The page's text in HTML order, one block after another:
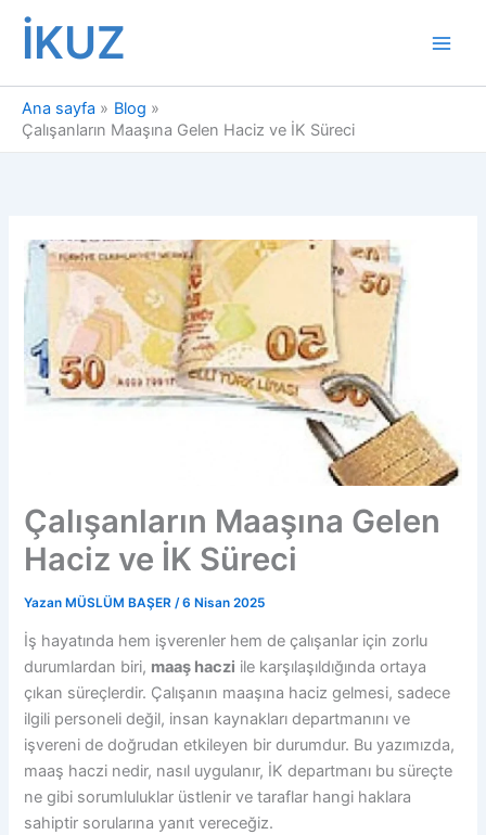
İçeriğe
İKUZ
Ana sayfa
Blog
Çalışanların Maaşına Gelen Haciz ve İK Süreci
Çalışanların Maaşına Gelen
Haciz ve İK Süreci
Yazan MÜSLÜM BAŞER/6 Nisan 2025
İş hayatında hem işverenler hem de çalışanlar için zorlu
durumlardan biri, maaş haczi ile karşılaşıldığında ortaya
çıkan süreçlerdir. Çalışanın maaşına haciz gelmesi, sadece
ilgili personeli değil, insan kaynakları departmanını ve
işvereni de doğrudan etkileyen bir durumdur. Bu yazımızda,
maaş haczi nedir, nasıl uygulanır, İK departmanı bu süreçte
ne gibi sorumluluklar üstlenir ve taraflar hangi haklara
sahiptir sorularına yanıt vereceğiz.